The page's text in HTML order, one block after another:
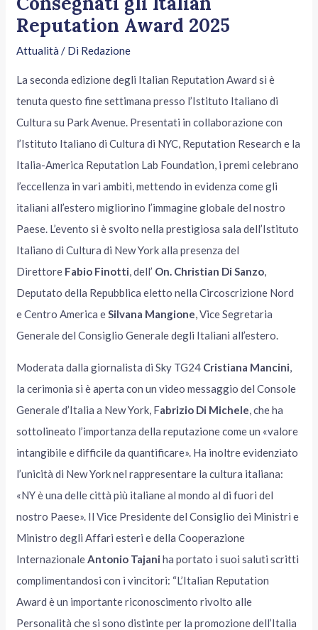
Reputation Award 2025
Attualità / Di Redazione
La seconda edizione degli Italian Reputation Award si è
tenuta questo fine settimana presso l’Istituto Italiano di
Cultura su Park Avenue. Presentati in collaborazione con
l’Istituto Italiano di Cultura di NYC, Reputation Research e la
Italia-America Reputation Lab Foundation, i premi celebrano
l’eccellenza in vari ambiti, mettendo in evidenza come gli
italiani all’estero migliorino l’immagine globale del nostro
Paese. L’evento si è svolto nella prestigiosa sala dell’Istituto
Italiano di Cultura di New York alla presenza del
Direttore Fabio Finotti, dell’ On. Christian Di Sanzo,
Deputato della Repubblica eletto nella Circoscrizione Nord
e Centro America eSilvana Mangione, Vice Segretaria
Generale del Consiglio Generale degli Italiani all’estero.
Moderata dalla giornalista di Sky TG24 Cristiana Mancini,
la cerimonia si è aperta con un video messaggio del Console
Generale d’Italia a New York, Fabrizio Di Michele, che ha
sottolineato l’importanza della reputazione come un «valore
intangibile e difficile da quantificare». Ha inoltre evidenziato
l’unicità di New York nel rappresentare la cultura italiana:
«NY è una delle città più italiane al mondo al di fuori del
nostro Paese». Il Vice Presidente del Consiglio dei Ministri e
Ministro degli Affari esteri e della Cooperazione
InternazionaleAntonio Tajani ha portato i suoi saluti scritti
complimentandosi con i vincitori: “L’Italian Reputation
Award è un importante riconoscimento rivolto alle
Personalità che si sono distinte per la promozione dell’Italia